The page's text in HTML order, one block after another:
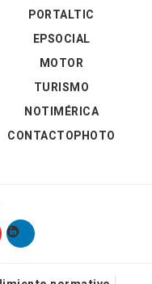
PORTALTIC
EPSOCIAL
MOTOR
TURISMO
NOTIMÉRICA
CONTACTOPHOTO